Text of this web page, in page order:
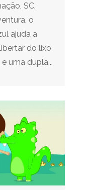
SC,
o
ajuda a
do lixo
uma dupla...